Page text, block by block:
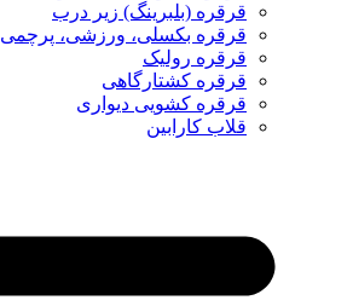
قرقره (بلبرینگ) زیر درب
قرقره بکسلی، ورزشی، پرچمی
قرقره رولیک
قرقره کشتارگاهی
قرقره کشویی دیواری
قلاب کارابین